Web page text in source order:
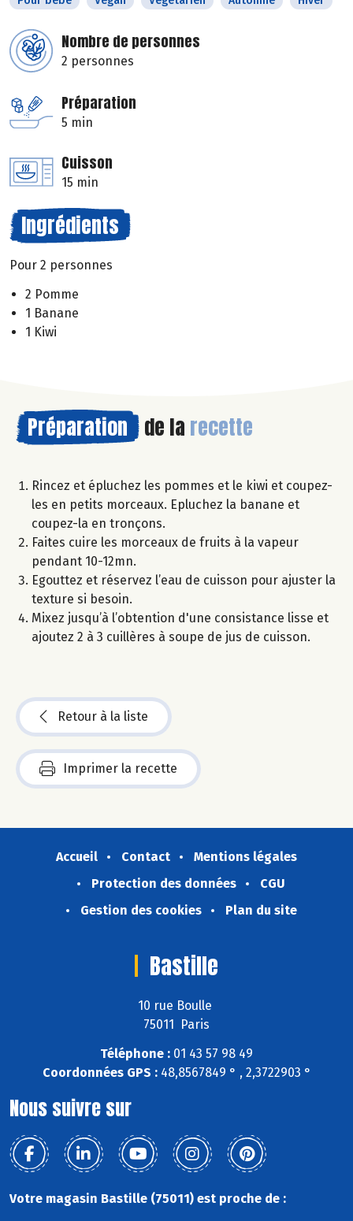
Nombre de personnes
2 personnes
Préparation
5 min
Cuisson
15 min
Ingrédients
Pour 2 personnes
2 Pomme
1 Banane
1 Kiwi
Préparation de la recette
Rincez et épluchez les pommes et le kiwi et coupez-
les en petits morceaux. Epluchez la banane et
coupez-la en tronçons.
Faites cuire les morceaux de fruits à la vapeur
pendant 10-12mn.
Egouttez et réservez l’eau de cuisson pour ajuster la
texture si besoin.
Mixez jusqu’à l’obtention d'une consistance lisse et
ajoutez 2 à 3 cuillères à soupe de jus de cuisson.
Retour à la liste
Imprimer la recette
Accueil Contact
Mentions légales
Protection des données
CGU
Gestion des cookies
Plan du site
Bastille
10 rue Boulle
75011 Paris
Téléphone : 01 43 57 98 49
Coordonnées GPS :48,8567849 ° , 2,3722903 °
Nous suivre sur
Votre magasin Bastille (75011) est proche de :